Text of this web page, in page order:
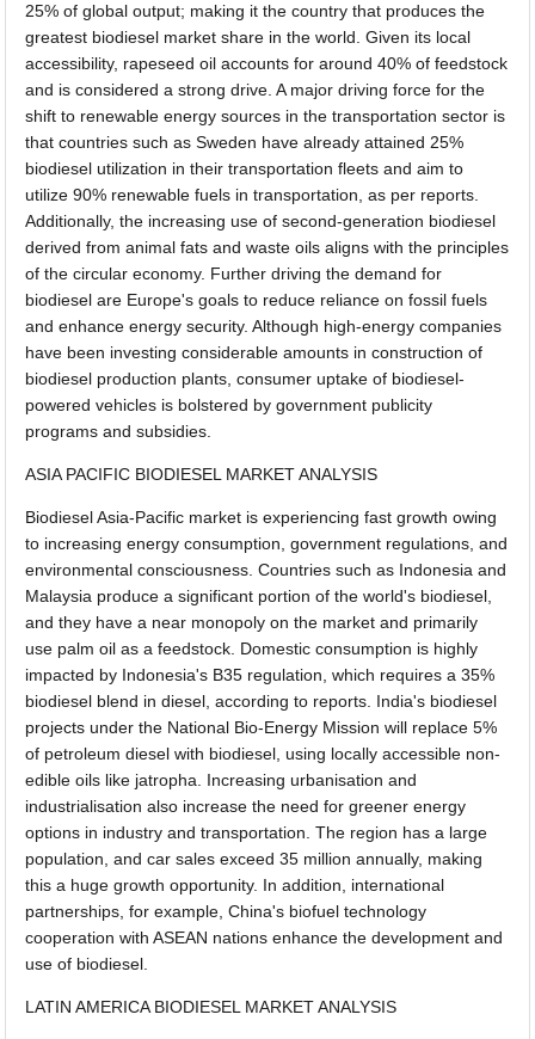
25% of global output; making it the country that produces the
greatest biodiesel market share in the world. Given its local
accessibility, rapeseed oil accounts for around 40% of feedstock
and is considered a strong drive. A major driving force for the
shift to renewable energy sources in the transportation sector is
that countries such as Sweden have already attained 25%
biodiesel utilization in their transportation fleets and aim to
utilize 90% renewable fuels in transportation, as per reports.
Additionally, the increasing use of second-generation biodiesel
derived from animal fats and waste oils aligns with the principles
of the circular economy. Further driving the demand for
biodiesel are Europe's goals to reduce reliance on fossil fuels
and enhance energy security. Although high-energy companies
have been investing considerable amounts in construction of
biodiesel production plants, consumer uptake of biodiesel-
powered vehicles is bolstered by government publicity
programs and subsidies.
ASIA PACIFIC BIODIESEL MARKET ANALYSIS
Biodiesel Asia-Pacific market is experiencing fast growth owing
to increasing energy consumption, government regulations, and
environmental consciousness. Countries such as Indonesia and
Malaysia produce a significant portion of the world's biodiesel,
and they have a near monopoly on the market and primarily
use palm oil as a feedstock. Domestic consumption is highly
impacted by Indonesia's B35 regulation, which requires a 35%
biodiesel blend in diesel, according to reports. India's biodiesel
projects under the National Bio-Energy Mission will replace 5%
of petroleum diesel with biodiesel, using locally accessible non-
edible oils like jatropha. Increasing urbanisation and
industrialisation also increase the need for greener energy
options in industry and transportation. The region has a large
population, and car sales exceed 35 million annually, making
this a huge growth opportunity. In addition, international
partnerships, for example, China's biofuel technology
cooperation with ASEAN nations enhance the development and
use of biodiesel.
LATIN AMERICA BIODIESEL MARKET ANALYSIS